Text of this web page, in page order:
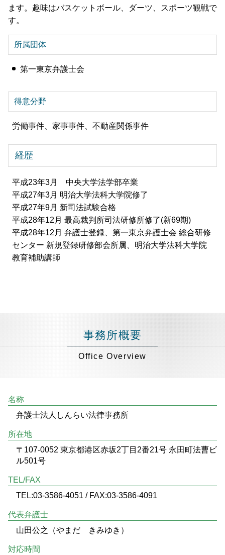
ます。趣味はバスケットボール、ダーツ、スポーツ観戦で
す。
所属団体
第一東京弁護士会
得意分野
労働事件、家事事件、不動産関係事件
経歴
平成23年3月 中央大学法学部卒業
平成27年3月 明治大学法科大学院修了
平成27年9月 新司法試験合格
平成28年12月 最高裁判所司法研修所修了(新69期)
平成28年12月 弁護士登録、第一東京弁護士会 総合研修
センター 新規登録研修部会所属、明治大学法科大学院
教育補助講師
事務所概要
Office Overview
名称
弁護士法人しんらい法律事務所
所在地
〒107-0052 東京都港区赤坂2丁目2番21号 永田町法曹ビ
ル501号
TEL/FAX
TEL:03-3586-4051 / FAX:03-3586-4091
代表弁護士
山田公之（やまだ きみゆき）
対応時間